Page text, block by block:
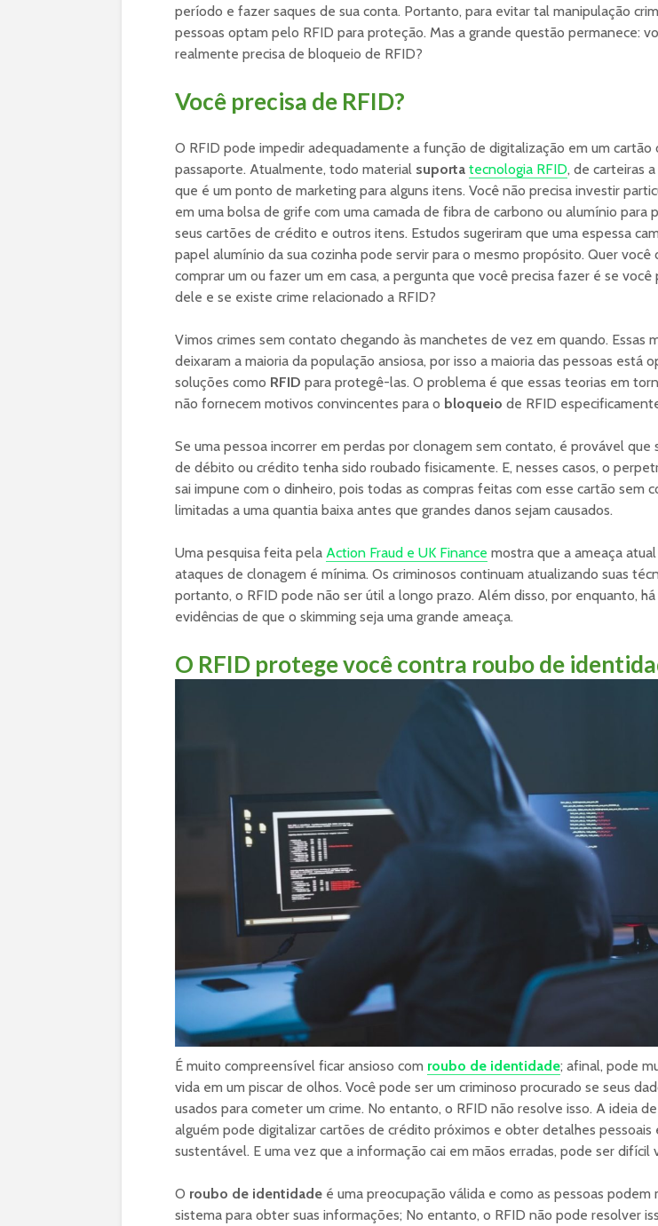
período e fazer saques de sua conta. Portanto, para evitar tal manipulação
pessoas optam pelo RFID para proteção. Mas a grande questão permanece:
realmente precisa de bloqueio de RFID?
Você precisa de RFID?
O RFID pode impedir adequadamente a função de digitalização em um cartão
passaporte. Atualmente, todo material suporta tecnologia RFID, de carteiras
que é um ponto de marketing para alguns itens. Você não precisa investir
em uma bolsa de grife com uma camada de fibra de carbono ou alumínio para
seus cartões de crédito e outros itens. Estudos sugeriram que uma espessa
papel alumínio da sua cozinha pode servir para o mesmo propósito. Quer você
comprar um ou fazer um em casa, a pergunta que você precisa fazer é se você
dele e se existe crime relacionado a RFID?
Vimos crimes sem contato chegando às manchetes de vez em quando. Essas
deixaram a maioria da população ansiosa, por isso a maioria das pessoas está
soluções como RFID para protegê-las. O problema é que essas teorias em
não fornecem motivos convincentes para o bloqueio de RFID
Se uma pessoa incorrer em perdas por clonagem sem contato, é provável que
de débito ou crédito tenha sido roubado fisicamente. E, nesses casos, o
sai impune com o dinheiro, pois todas as compras feitas com esse cartão sem
limitadas a uma quantia baixa antes que grandes danos sejam causados.
Uma pesquisa feita pela Action Fraud e UK Finance mostra que a ameaça
ataques de clonagem é mínima. Os criminosos continuam atualizando suas
portanto, o RFID pode não ser útil a longo prazo. Além disso, por enquanto, há
evidências de que o skimming seja uma grande ameaça.
O RFID protege você contra roubo de
É muito compreensível ficar ansioso com roubo de identidade; afinal, pode
vida em um piscar de olhos. Você pode ser um criminoso procurado se seus
usados para cometer um crime. No entanto, o RFID não resolve isso. A ideia
alguém pode digitalizar cartões de crédito próximos e obter detalhes pessoais
sustentável. E uma vez que a informação cai em mãos erradas, pode ser difícil
O roubo de identidade é uma preocupação válida e como as pessoas podem
sistema para obter suas informações; No entanto, o RFID não pode resolver